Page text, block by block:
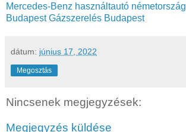
Mercedes-Benz használtautó németország
Budapest Gázszerelés Budapest
dátum: június 17, 2022
Megosztás
Nincsenek megjegyzések:
Megjegyzés küldése